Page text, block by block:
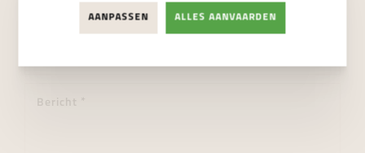
AANPASSEN ALLES AANVAARDEN